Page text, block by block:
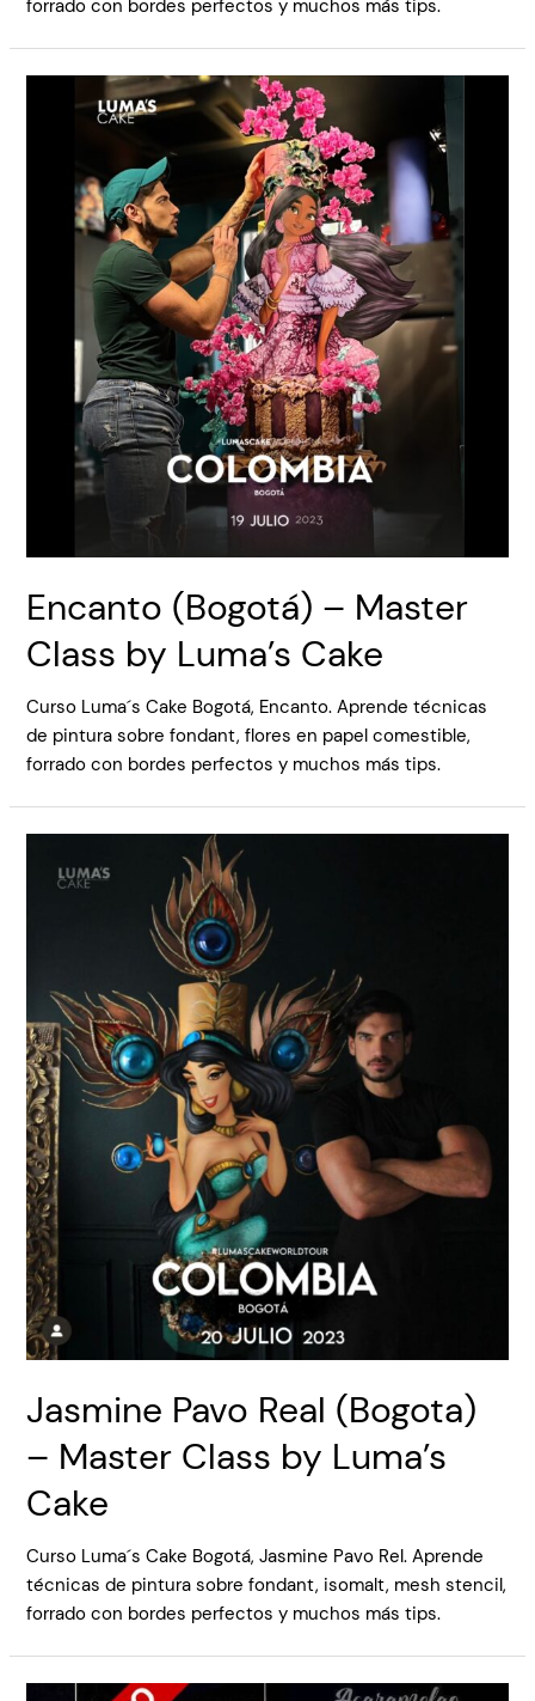
forrado con bordes perfectos y muchos más tips.
Encanto (Bogotá) – Master
Class by Luma’s Cake
Curso Luma´s Cake Bogotá, Encanto. Aprende técnicas
de pintura sobre fondant, flores en papel comestible,
forrado con bordes perfectos y muchos más tips.
Jasmine Pavo Real (Bogota)
– Master Class by Luma’s
Cake
Curso Luma´s Cake Bogotá, Jasmine Pavo Rel. Aprende
técnicas de pintura sobre fondant, isomalt, mesh stencil,
forrado con bordes perfectos y muchos más tips.